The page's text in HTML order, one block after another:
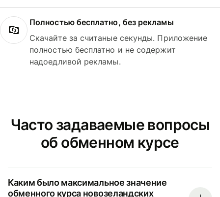
Полностью бесплатно, без рекламы
Скачайте за считаные секунды. Приложение
полностью бесплатно и не содержит
надоедливой рекламы.
Часто задаваемые вопросы
об обменном курсе
Каким было максимальное значение
обменного курса новозеландских